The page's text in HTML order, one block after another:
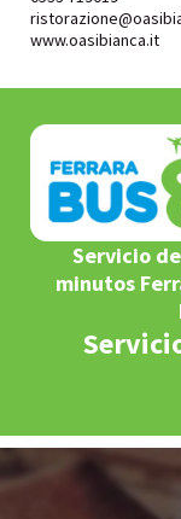
www.oasibianca.it
Servicio
minutos